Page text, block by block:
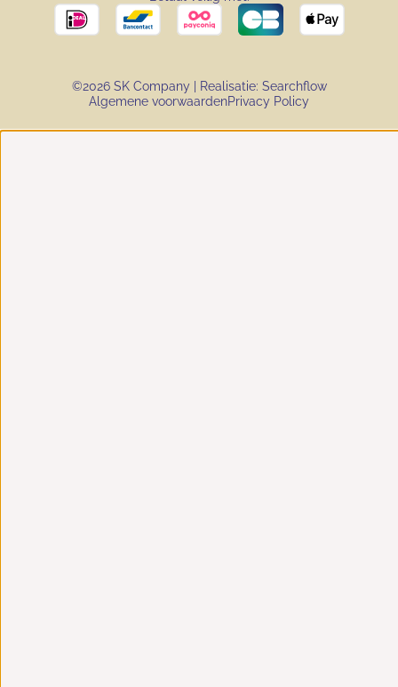
©2026 SK Company | Realisatie: Searchflow
Algemene voorwaardenPrivacy Policy